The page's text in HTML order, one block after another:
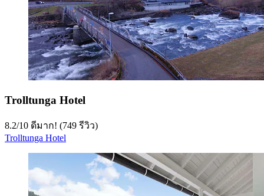
Trolltunga Hotel
8.2/10 ดีมาก! (749 รีวิว)
Trolltunga Hotel